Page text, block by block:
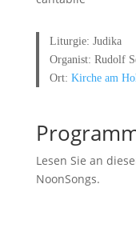
Liturgie: Judika
Organist: Rudolf
Ort:Kirche am
Lesen Sie an
NoonSongs.